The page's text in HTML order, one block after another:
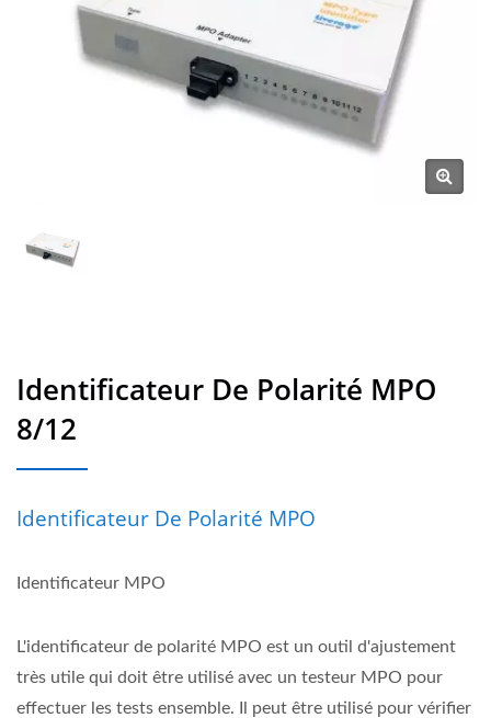
Identificateur De Polarité MPO
8/12
Identificateur De Polarité MPO
Identificateur MPO
L'identificateur de polarité MPO est un outil d'ajustement
très utile qui doit être utilisé avec un testeur MPO pour
effectuer les tests ensemble. Il peut être utilisé pour vérifier